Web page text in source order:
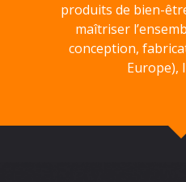
produits de bien-
maîtriser
conception,
Europe),